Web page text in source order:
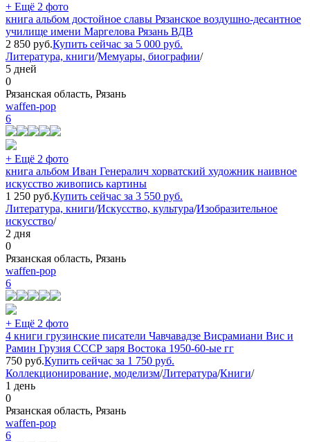
+ Ещё 2 фото
книга альбом достойное славы Рязанское воздушно-десантное
училище имени Маргелова Рязань ВДВ
2 850 руб.Купить сейчас за 5 000 руб.
Литература, книги/Мемуары, биографии/
5 дней
0
Рязанская область, Рязань
waffen-pop
6
+ Ещё 2 фото
книга альбом Иван Генералич хорватский художник наивное
искусство живопись картины
1 250 руб.Купить сейчас за 3 550 руб.
Литература, книги/Искусство, культура/Изобразительное
искусство/
2 дня
0
Рязанская область, Рязань
waffen-pop
6
+ Ещё 2 фото
4 книги грузинские писатели Чавчавадзе Висрамиани Вис и
Рамин Грузия СССР заря Востока 1950-60-ые гг
750 руб.Купить сейчас за 1 750 руб.
Коллекционирование, моделизм/Литература/Книги/
1 день
0
Рязанская область, Рязань
waffen-pop
6